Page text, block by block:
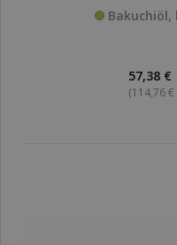
Bakuchiöl,
57,38 €
(114,76 €